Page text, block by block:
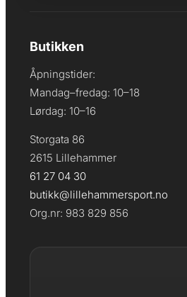
Butikken
Åpningstider:
Mandag–fredag: 10–18
Lørdag: 10–16
Storgata 86
2615 Lillehammer
61 27 04 30
butikk@lillehammersport.no
Org.nr: 983 829 856